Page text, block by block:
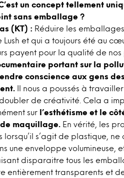
un concept tellement
sans emballage ?
(KT) : Réduire les
Lush et qui a toujours été au
payent pour la qualité de
portant sur la
conscience aux gens
Il nous a poussés à
de créativité. Cela a
sur
l’esthétisme et le
maquillage.
En vérité, les
lorsqu’il s’agit de plastique,
une enveloppe volumineuse,
disparaitre tous les
entièrement transparents et